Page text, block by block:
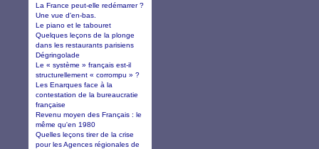
La France peut-elle redémarrer ?
Une vue d'en-bas.
Le piano et le tabouret
Quelques leçons de la plonge
dans les restaurants parisiens
Dégringolade
Le « système » français est-il
structurellement « corrompu » ?
Les Enarques face à la
contestation de la bureaucratie
française
Revenu moyen des Français : le
même qu'en 1980
Quelles leçons tirer de la crise
pour les Agences régionales de